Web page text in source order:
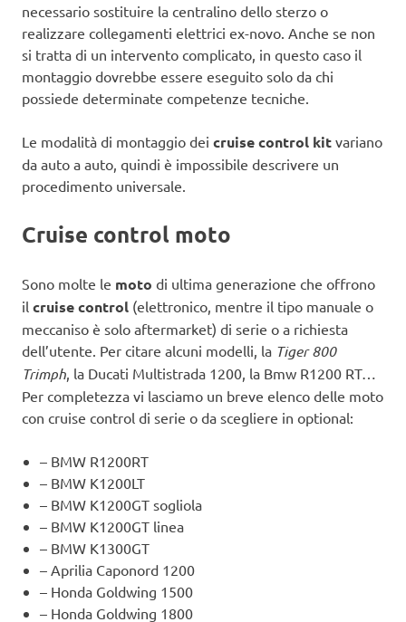
necessario sostituire la centralino dello sterzo o
realizzare collegamenti elettrici ex-novo. Anche se non
si tratta di un intervento complicato, in questo caso il
montaggio dovrebbe essere eseguito solo da chi
possiede determinate competenze tecniche.
Le modalità di montaggio dei cruise control kit variano
da auto a auto, quindi è impossibile descrivere un
procedimento universale.
Cruise control moto
Sono molte le moto di ultima generazione che offrono
il cruise control (elettronico, mentre il tipo manuale o
meccaniso è solo aftermarket) di serie o a richiesta
dell’utente. Per citare alcuni modelli, la Tiger 800
Trimph , la Ducati Multistrada 1200, la Bmw R1200 RT…
Per completezza vi lasciamo un breve elenco delle moto
con cruise control di serie o da scegliere in optional:
– BMW R1200RT
– BMW K1200LT
– BMW K1200GT sogliola
– BMW K1200GT linea
– BMW K1300GT
– Aprilia Caponord 1200
– Honda Goldwing 1500
– Honda Goldwing 1800